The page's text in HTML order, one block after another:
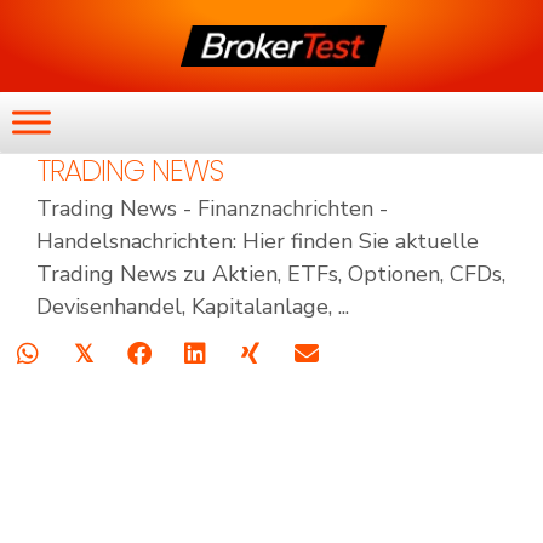
TRADING NEWS
Trading News - Finanznachrichten -
Handelsnachrichten: Hier finden Sie aktuelle
Trading News zu Aktien, ETFs, Optionen, CFDs,
Devisenhandel, Kapitalanlage, ...
𝕏